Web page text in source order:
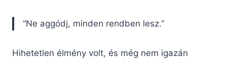
“Ne aggódj, minden rendben lesz.”
Hihetetlen élmény volt, és még nem igazán